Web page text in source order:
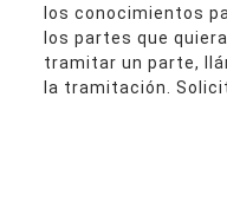
los conocimientos
los partes que
tramitar un parte,
la tramitación.